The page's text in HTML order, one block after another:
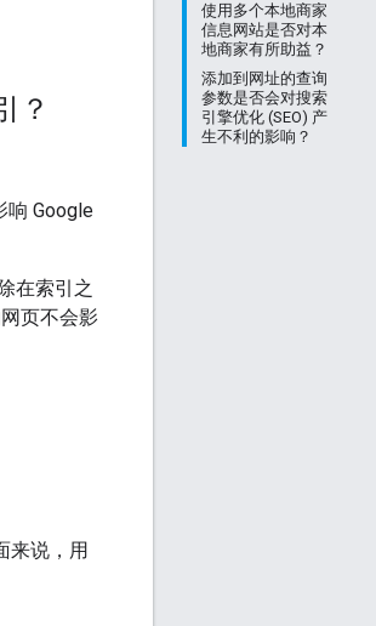
使用多个本地商家
信息网站是否对本
地商家有所助益？
添加到网址的查询
参数是否会对搜索
引擎优化 (SEO) 产
生不利的影响？
？
响 Google
在索引之
页不会影
来说，用